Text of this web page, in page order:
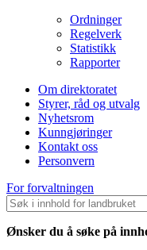
Ordninger
Regelverk
Statistikk
Rapporter
Om direktoratet
Styrer, råd og utvalg
Nyhetsrom
Kunngjøringer
Kontakt oss
Personvern
For forvaltningen
Ønsker du å søke på